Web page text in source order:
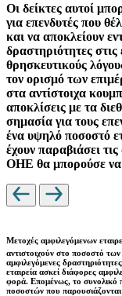
Οι δείκτες αυτοί
για επενδυτές που
και να αποκλείουν
δραστηριότητες στις
θρησκευτικούς
τον ορισμό των
στα αντίστοιχα
αποκλίσεις με τα
σημασία για τους
ένα υψηλό ποσοστό
έχουν παραβιάσει
ΟΗΕ θα μπορούσε να
Μετοχές αμφιλεγόμενων
αντιστοιχούν στο ποσοστό
αμφιλεγόμενες
εταιρεία ασκεί διάφορες
φορά. Επομένως, το συνολικό
ποσοστών που